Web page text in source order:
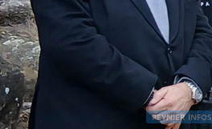
PEYNIER INFOS